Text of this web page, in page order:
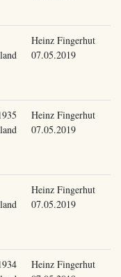
Heinz Fingerhut
07.05.2019
Heinz Fingerhut
07.05.2019
Heinz Fingerhut
07.05.2019
Heinz Fingerhut